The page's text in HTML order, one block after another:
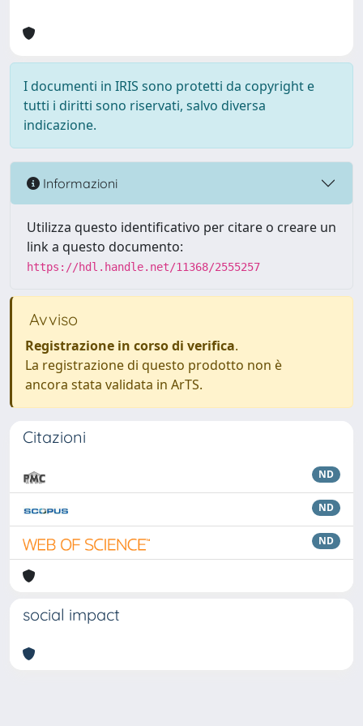
I documenti in IRIS sono protetti da copyright e
tutti i diritti sono riservati, salvo diversa
indicazione.
Informazioni
Utilizza questo identificativo per citare o creare un
link a questo documento:
https://hdl.handle.net/11368/2555257
Avviso
Registrazione in corso di verifica.
La registrazione di questo prodotto non è
ancora stata validata in ArTS.
Citazioni
ND
ND
ND
social impact